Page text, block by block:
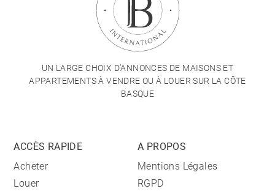
UN LARGE CHOIX D'ANNONCES DE MAISONS ET
APPARTEMENTS À VENDRE OU À LOUER SUR LA CÔTE
BASQUE
ACCÈS RAPIDE
Acheter
Louer
A PROPOS
Mentions Légales
RGPD